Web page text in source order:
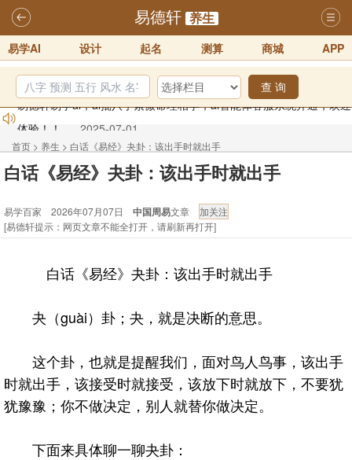
易德轩 养生
易学AI 设计 起名 测算 商城 APP
查 询
易德轩易学ai，ai批八字紫微命理相学，ai智能体客服系统开通，欢迎
易德轩网重构及升能完成，欢迎大家来体验新程序及感觉！！
2025-07-01
订！！
2025-10-01
2026丙午年铁笔居士精批年运说明
2025-10-12
易德轩通告：本网站易德轩商标及LOGO注册声明
首页 > 养生 > 白话《易经》夬卦：该出手时就出手
白话《易经》夬卦：该出手时就出手
易学百家 2026年07月07日 中国周易文章
[易德轩提示：网页文章不能全打开，请刷新再打开]
白话《易经》夬卦：该出手时就出手
夬（guài）卦；夬，就是决断的意思。
这个卦，也就是提醒我们，面对鸟人鸟事，该出手
时就出手，该接受时就接受，该放下时就放下，不要犹
犹豫豫；你不做决定，别人就替你做决定。
下面来具体聊一聊夬卦：